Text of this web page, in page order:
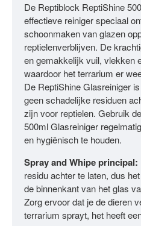
De Reptiblock ReptiShine
effectieve reiniger speciaal
schoonmaken van glazen
reptielenverblijven. De
en gemakkelijk vuil, vlekken
waardoor het terrarium er
De ReptiShine Glasreiniger
geen schadelijke residuen
zijn voor reptielen. Gebruik
500ml Glasreiniger
en hygiënisch te houden.
Spray and Whipe principal:
residu achter te laten, dus
de binnenkant van het glas
Zorg ervoor dat je de dieren
terrarium sprayt, het heeft